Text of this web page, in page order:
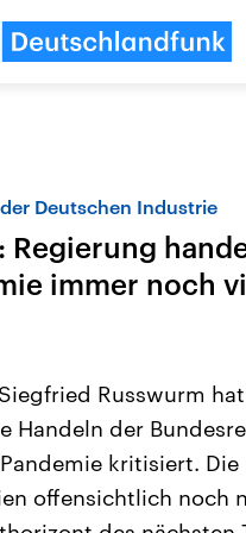
am 6.
neuen
wird das
Koalition aus
Aktuelle
gehören
den
mit großem
Deutschen Industrie
Regierung
immer noch
Russwurm
Handeln der
kritisiert. Die
offensichtlich noch